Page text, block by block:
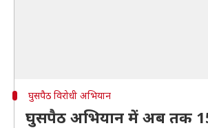
घुसपैठ विरोधी अभियान
घुसपैठ अभियान में अब तक